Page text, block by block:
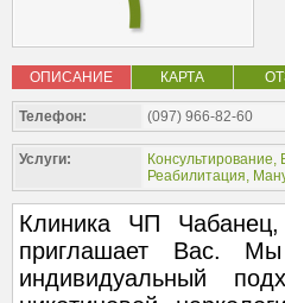
ОПИСАНИЕ КАРТА
Телефон: (097) 966-82-60
Услуги: Консультирование,
Реабилитация,
Клиника ЧП
приглашает Вас.
индивидуальный